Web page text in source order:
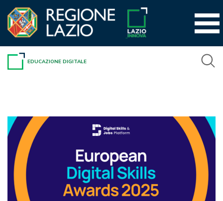
contenuto
EDUCAZIONE DIGITALE